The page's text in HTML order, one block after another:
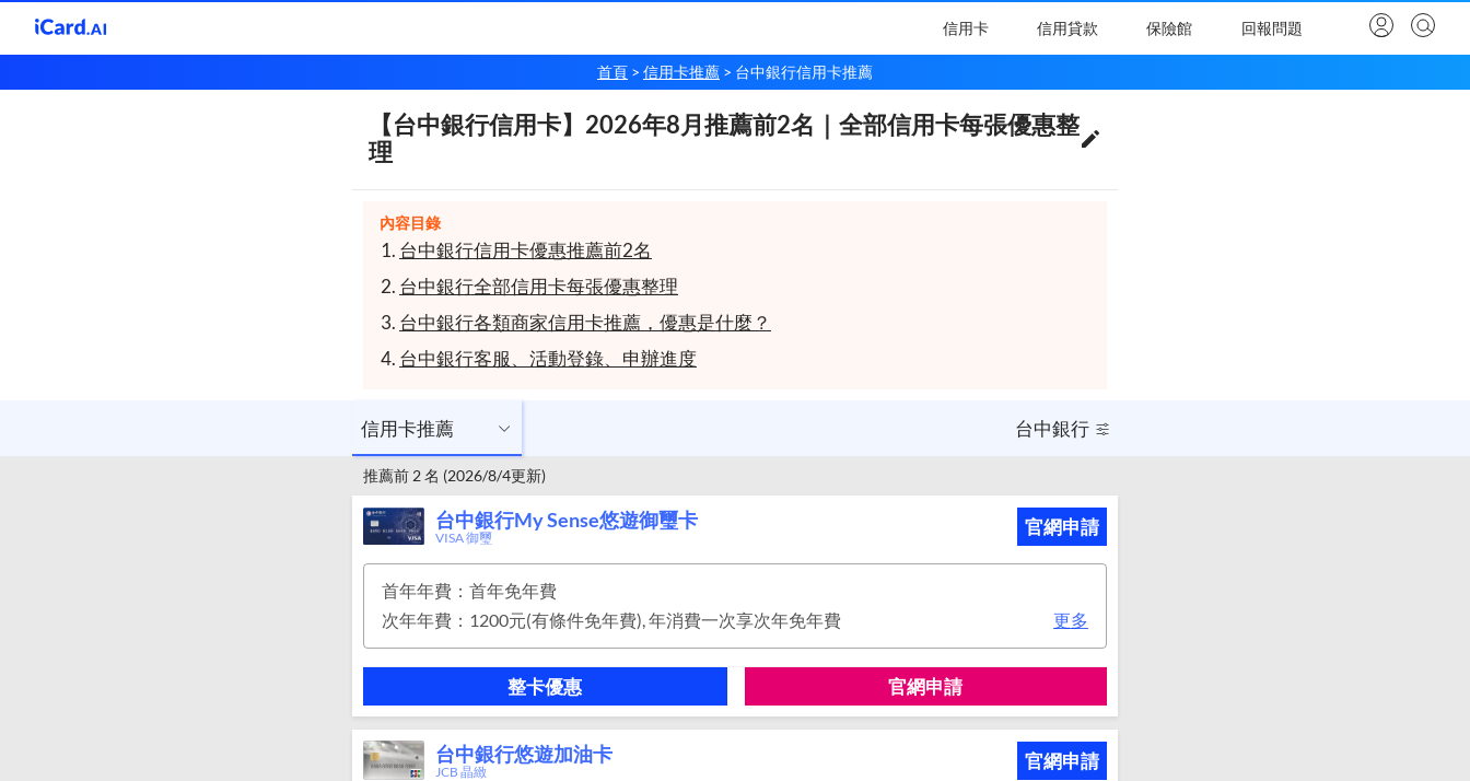
信用卡 信用貸款 保險館 回報問題
【台中銀行信用卡】2026年8月推薦前2名｜全部信用卡每張優惠整理
信用卡推薦 台中銀行
首頁 信用卡推薦 台中銀行信用卡推薦
【台中銀行信用卡】2026年8月推薦前2名｜全部信用卡每張優惠整
理
內容目錄
台中銀行信用卡優惠推薦前2名
台中銀行全部信用卡每張優惠整理
台中銀行各類商家信用卡推薦，優惠是什麼？
台中銀行客服、活動登錄、申辦進度
信用卡推薦 台中銀行
推薦前 2 名 (2026/8/4更新)
台中銀行My Sense悠遊御璽卡
VISA 御璽 官網申請
首年年費：首年免年費
次年年費：1200元(有條件免年費), 年消費一次享次年免年費
更多
整卡優惠 官網申請
台中銀行悠遊加油卡
JCB 晶緻 官網申請